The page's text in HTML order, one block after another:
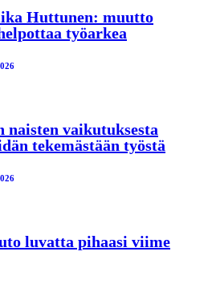
Huttunen: muutto
työarkea
vaikutuksesta
tekemästään työstä
luvatta pihaasi viime